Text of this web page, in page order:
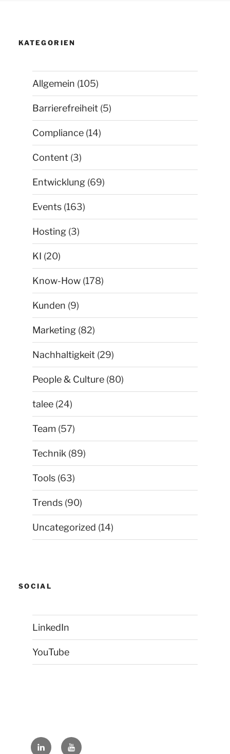
KATEGORIEN
Allgemein (105)
Barrierefreiheit (5)
Compliance (14)
Content (3)
Entwicklung (69)
Events (163)
Hosting (3)
KI (20)
Know-How (178)
Kunden (9)
Marketing (82)
Nachhaltigkeit (29)
People & Culture (80)
talee (24)
Team (57)
Technik (89)
Tools (63)
Trends (90)
Uncategorized (14)
SOCIAL
LinkedIn
YouTube
LinkedInYouTube